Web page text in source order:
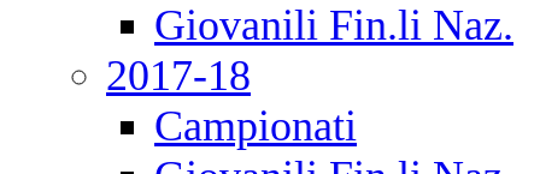
Giovanili Fin.li Naz.
2017-18
Campionati